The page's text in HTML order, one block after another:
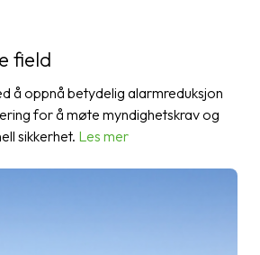
field
å oppnå betydelig alarmreduksjon
for å møte myndighetskrav og
sikkerhet. Les mer